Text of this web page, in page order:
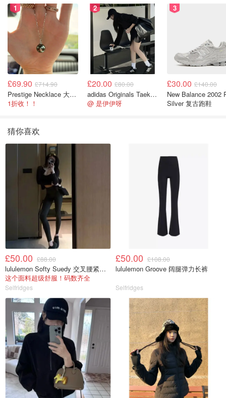
1
£69.90 £714.90
Prestige Necklace 大溪地珍珠项链 10-11mm
1折收！！
2
£20.00 £80.00
adidas Originals Taekwondo 女款黑色运动鞋
@ 是伊伊呀
3
£30.00 £140.00
New Balance 2002
Silver 复古跑鞋
猜你喜欢
£50.00 £88.00
lululemon Softy Suedy 交叉腰紧身裤 25英寸
这个面料超级舒服！码数齐全
Selfridges
£50.00 £108.00
lululemon Groove 阔腿弹力长裤
Selfridges